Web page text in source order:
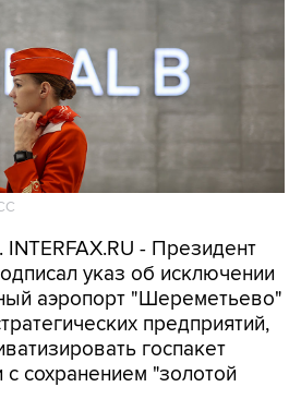
- Президент
аэропорт "Шереметьево"
предприятий,
госпакет
с сохранением "золотой